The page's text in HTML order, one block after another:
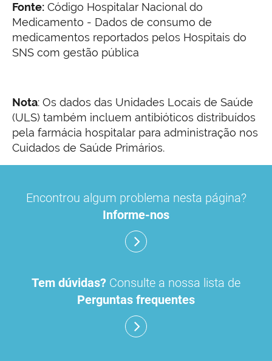
Fonte: Código Hospitalar Nacional do
Medicamento - Dados de consumo de
medicamentos reportados pelos Hospitais do
SNS com gestão pública
Nota: Os dados das Unidades Locais de Saúde
(ULS) também incluem antibióticos distribuídos
pela farmácia hospitalar para administração nos
Cuidados de Saúde Primários.
Encontrou algum problema nesta página?
Informe-nos
Tem dúvidas? Consulte a nossa lista de
Perguntas frequentes